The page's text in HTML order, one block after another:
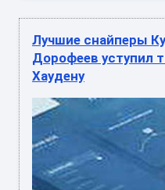
Лучшие снайперы
Дорофеев уступил
Хаудену